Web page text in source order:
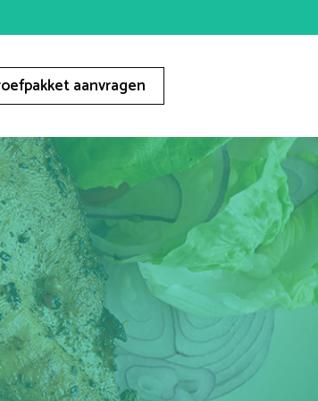
aanvragen